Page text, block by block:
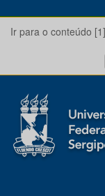
Ir para o conteúdo [1]